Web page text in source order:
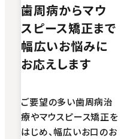
歯周病からマウ
スピース矯正まで
幅広いお悩みに
お応えします
ご要望の多い歯周病治
療やマウスピース矯正を
はじめ、幅広いお口のお